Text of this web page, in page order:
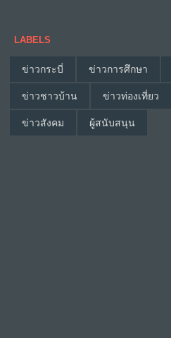
LABELS
ข่าวกระบี่ ข่าวการศึกษา
ข่าวชาวบ้าน ข่าวท่องเที่ยว
ข่าวสังคม ผู้สนับสนุน